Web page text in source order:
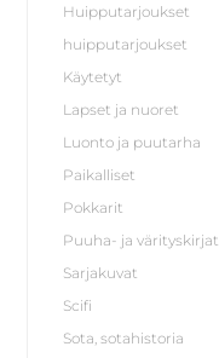
Huipputarjoukset
huipputarjoukset
Käytetyt
Lapset ja nuoret
Luonto ja puutarha
Paikalliset
Pokkarit
Puuha- ja värityskirjat
Sarjakuvat
Scifi
Sota, sotahistoria